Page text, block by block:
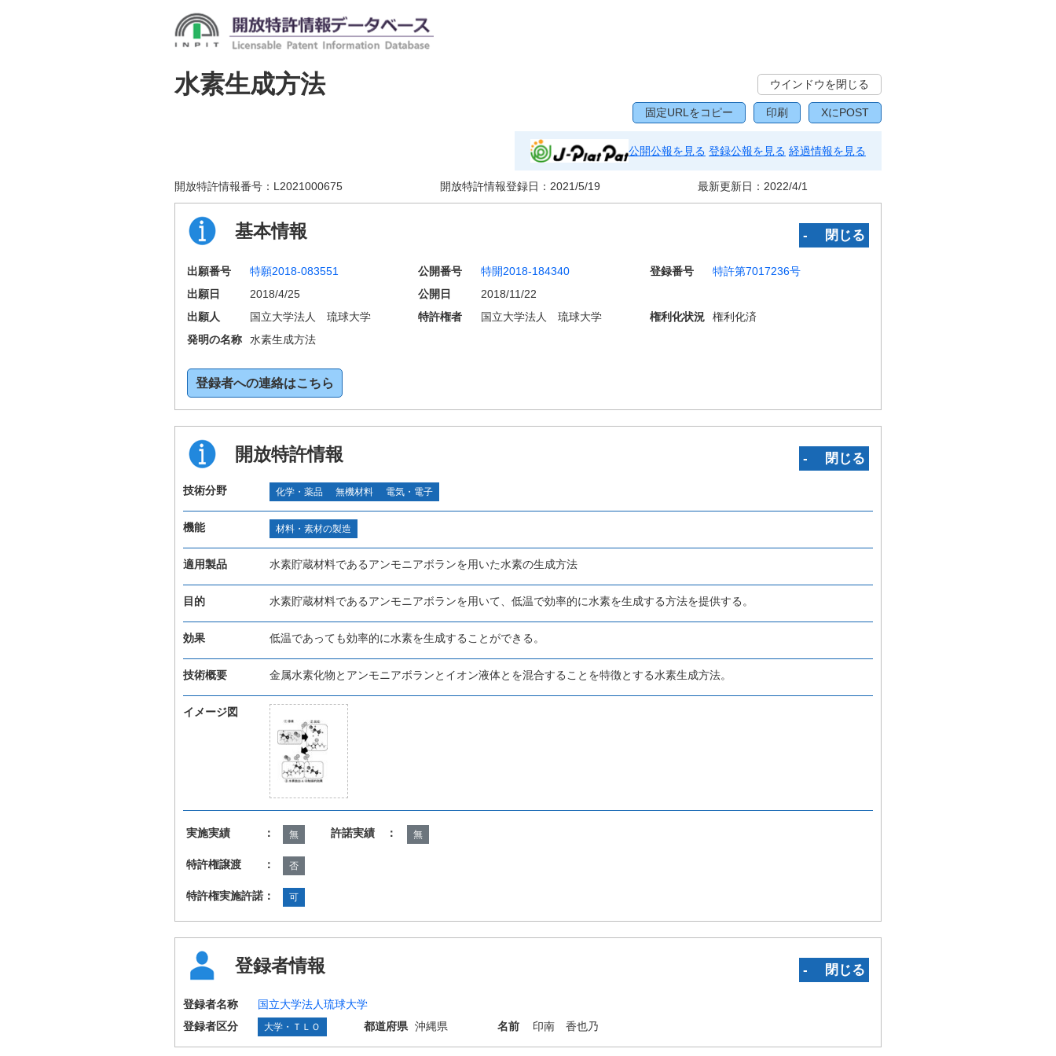
水素生成方法 ウインドウを閉じる
固定URLをコピー 印刷 XにPOST
公開公報を見る 登録公報を見る 経過情報を見る
開放特許情報番号： L2021000675 開放特許情報登録日： 2021/5/19 最新更新日： 2022/4/1
基本情報 ‐ 閉じる
出願番号 特願2018-083551 公開番号 特開2018-184340 登録番号
特許第7017236号
出願日
2018/4/25 公開日
2018/11/22
出願人
国立大学法人 琉球大学 特許権者 国立大学法人 琉球大学 権利化状況
権利化済
発明の名称
水素生成方法
登録者への連絡はこちら
開放特許情報 ‐ 閉じる
技術分野 化学・薬品 無機材料 電気・電子
機能 材料・素材の製造
適用製品 水素貯蔵材料であるアンモニアボランを用いた水素の生成方法
目的 水素貯蔵材料であるアンモニアボランを用いて、低温で効率的に水素を生成する方法を提供する。
効果 低温であっても効率的に水素を生成することができる。
技術概要 金属水素化物とアンモニアボランとイオン液体とを混合することを特徴とする水素生成方法。
イメージ図
実施実績 ： 無 許諾実績 ： 無
特許権譲渡 ： 否
特許権実施許諾： 可
登録者情報 ‐ 閉じる
登録者名称
国立大学法人琉球大学
登録者区分
大学・ＴＬＯ 都道府県 沖縄県 名前 印南 香也乃